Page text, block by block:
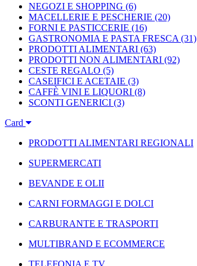
NEGOZI E SHOPPING (6)
MACELLERIE E PESCHERIE (20)
FORNI E PASTICCERIE (16)
GASTRONOMIA E PASTA FRESCA (31)
PRODOTTI ALIMENTARI (63)
PRODOTTI NON ALIMENTARI (92)
CESTE REGALO (5)
CASEIFICI E ACETAIE (3)
CAFFÈ VINI E LIQUORI (8)
SCONTI GENERICI (3)
Card
PRODOTTI ALIMENTARI REGIONALI
SUPERMERCATI
BEVANDE E OLII
CARNI FORMAGGI E DOLCI
CARBURANTE E TRASPORTI
MULTIBRAND E ECOMMERCE
TELEFONIA E TV